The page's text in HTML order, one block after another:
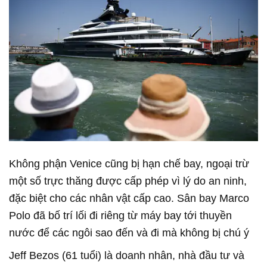
Không phận Venice cũng bị hạn chế bay, ngoại trừ
một số trực thăng được cấp phép vì lý do an ninh,
đặc biệt cho các nhân vật cấp cao. Sân bay Marco
Polo đã bố trí lối đi riêng từ máy bay tới thuyền
nước để các ngôi sao đến và đi mà không bị chú ý
Jeff Bezos (61 tuổi) là doanh nhân, nhà đầu tư và